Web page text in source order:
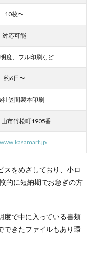
10枚〜
対応可能
度、フル印刷など
約6日〜
社笠間製本印刷
市竹松町1905番
スをめざしており、小ロ
的に短納期でお急ぎの方
度で中に入っている書類
できたファイルもあり環